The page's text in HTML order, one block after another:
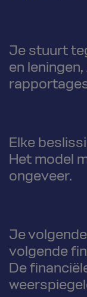
Je stuurt
en
Elke
Het model
ongeveer.
Je
volgende
De